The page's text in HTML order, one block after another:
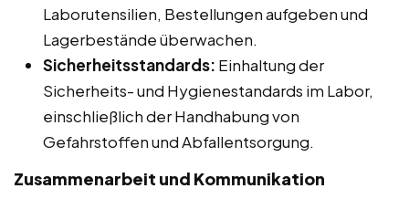
Laborutensilien, Bestellungen aufgeben und
Lagerbestände überwachen.
Sicherheitsstandards: Einhaltung der
Sicherheits- und Hygienestandards im Labor,
einschließlich der Handhabung von
Gefahrstoffen und Abfallentsorgung.
Zusammenarbeit und Kommunikation